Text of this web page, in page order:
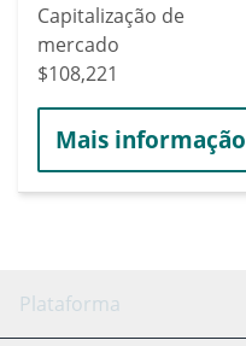
Capitalização de
mercado
$108,221
Mais informação
Plataforma